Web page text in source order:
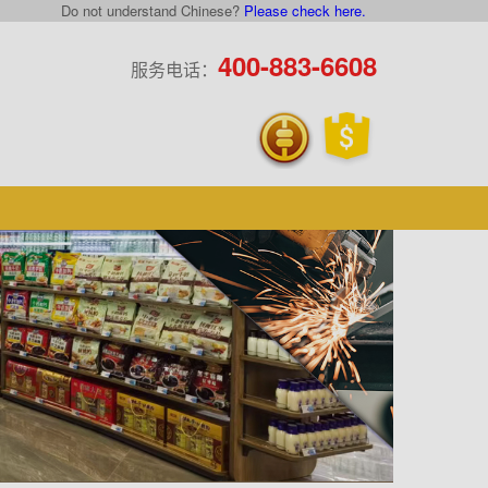
Do not understand Chinese? Please check here.
服务电话： 400-883-6608